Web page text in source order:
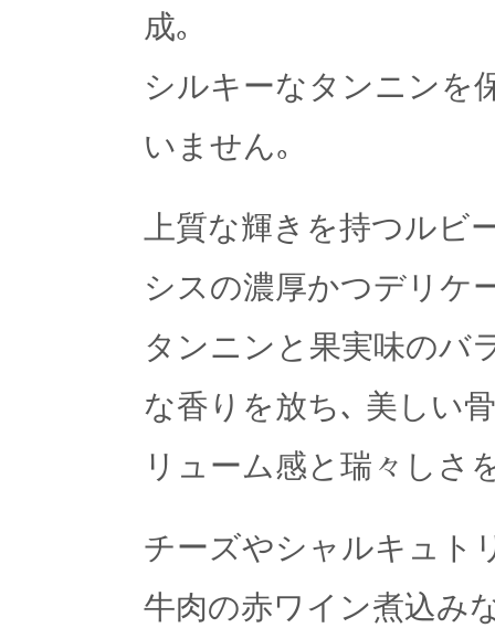
成｡
シルキーなタンニンを
いません｡
上質な輝きを持つル
シスの濃厚かつデリケ
タンニンと果実味のバ
な香りを放ち､ 美しい
リューム感と瑞々しさ
チーズやシャルキュト
牛肉の赤ワイン煮込み